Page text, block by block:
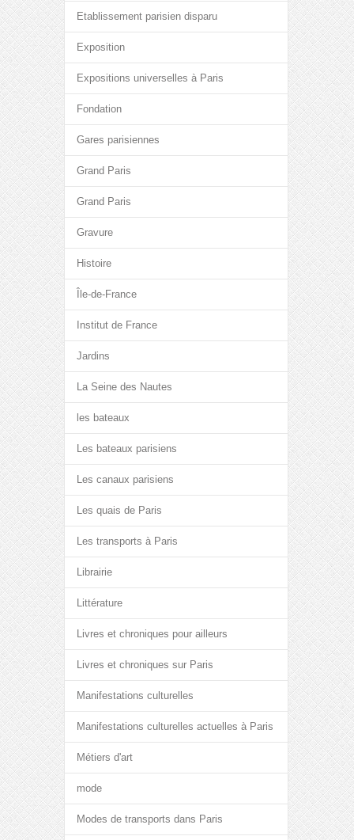
Etablissement parisien disparu
Exposition
Expositions universelles à Paris
Fondation
Gares parisiennes
Grand Paris
Grand Paris
Gravure
Histoire
Île-de-France
Institut de France
Jardins
La Seine des Nautes
les bateaux
Les bateaux parisiens
Les canaux parisiens
Les quais de Paris
Les transports à Paris
Librairie
Littérature
Livres et chroniques pour ailleurs
Livres et chroniques sur Paris
Manifestations culturelles
Manifestations culturelles actuelles à Paris
Métiers d'art
mode
Modes de transports dans Paris